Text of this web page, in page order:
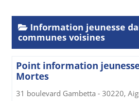
Information jeunesse
communes voisines
Point information
Mortes
31 boulevard Gambetta - 30220,